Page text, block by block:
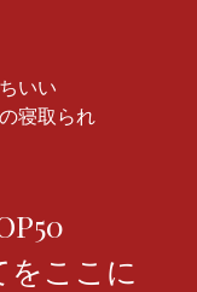
いい
寝取られ
をここに